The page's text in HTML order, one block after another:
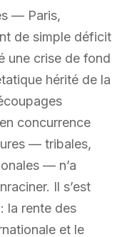
— Paris,
de simple déficit
une crise de fond
hérité de la
concurrence
— tribales,
— n’a
Il s’est
la rente des
et le